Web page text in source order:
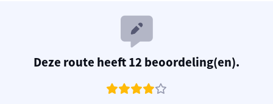
Deze route heeft 12 beoordeling(en).